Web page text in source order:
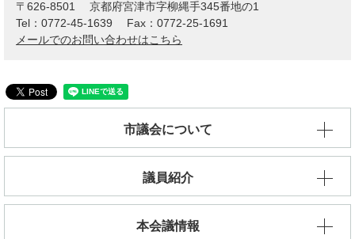
〒626-8501
京都府宮津市字柳縄手345番地の1
Tel：0772-45-1639
Fax：0772-25-1691
メールでのお問い合わせはこちら
市議会について
議員紹介
本会議情報